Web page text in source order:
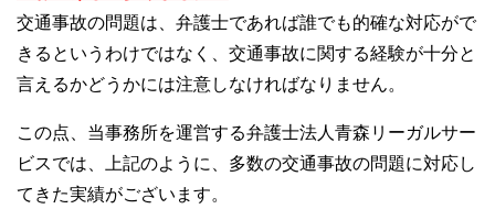
交通事故の問題は、弁護士であれば誰でも的確な対応がで
きるというわけではなく、交通事故に関する経験が十分と
言えるかどうかには注意しなければなりません。
この点、当事務所を運営する弁護士法人青森リーガルサー
ビスでは、上記のように、多数の交通事故の問題に対応し
てきた実績がございます。